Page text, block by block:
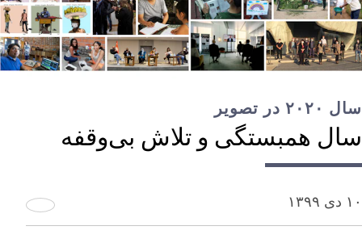
سال ۲۰۲۰ در تصویر
سال همبستگی و تلاش بی‌وقفه
۱۰ دی ۱۳۹۹